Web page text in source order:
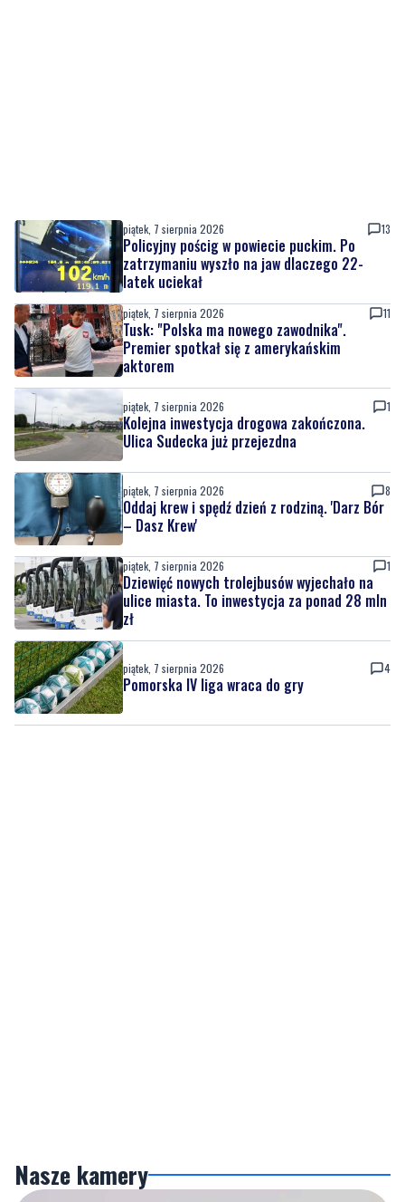
piątek, 7 sierpnia 2026 13
Policyjny pościg w powiecie puckim. Po
zatrzymaniu wyszło na jaw dlaczego 22-
latek uciekał
piątek, 7 sierpnia 2026 11
Tusk: "Polska ma nowego zawodnika".
Premier spotkał się z amerykańskim
aktorem
piątek, 7 sierpnia 2026 1
Kolejna inwestycja drogowa zakończona.
Ulica Sudecka już przejezdna
piątek, 7 sierpnia 2026 8
Oddaj krew i spędź dzień z rodziną. 'Darz Bór
– Dasz Krew'
piątek, 7 sierpnia 2026 1
Dziewięć nowych trolejbusów wyjechało na
ulice miasta. To inwestycja za ponad 28 mln
zł
piątek, 7 sierpnia 2026 4
Pomorska IV liga wraca do gry
Nasze kamery